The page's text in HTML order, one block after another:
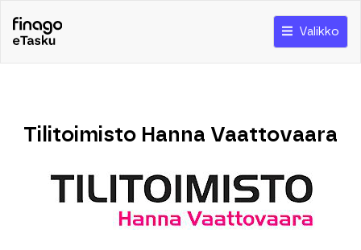
Valikko
Tilitoimisto Hanna Vaattovaara